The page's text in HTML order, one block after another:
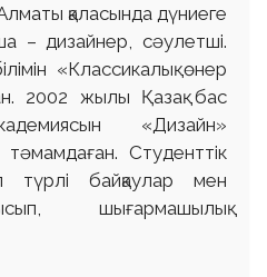
қаласында дүниеге
– дизайнер, сәулетші.
«Классикалық өнер
2002 жылы Қазақ бас
«Дизайн»
Студенттік
түрлі байқаулар мен
шығармашылық